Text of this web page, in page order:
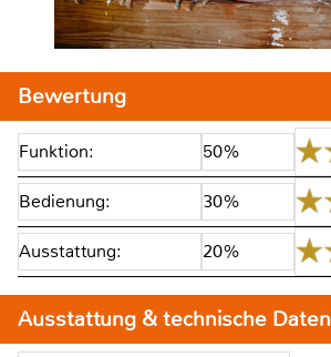
Bewertung
Funktion: 50%
Bedienung: 30%
Ausstattung: 20%
Ausstattung & technische Daten